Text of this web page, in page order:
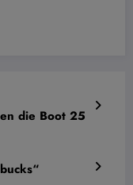
die Boot 25